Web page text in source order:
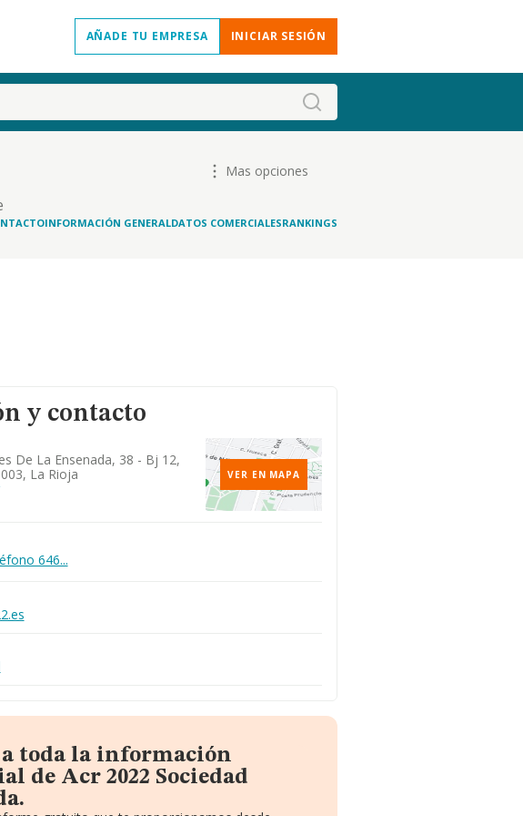
AÑADE TU EMPRESA INICIAR SESIÓN
Mas opciones
INFORMACIÓN GENERALDATOS COMERCIALESRANKINGS
y contacto
De La Ensenada, 38 - Bj 12,
La Rioja
VER EN MAPA
646...
a toda la información
de Acr 2022 Sociedad